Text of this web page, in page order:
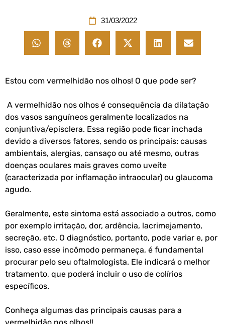
31/03/2022
Estou com vermelhidão nos olhos! O que pode ser?
A vermelhidão nos olhos é consequência da dilatação
dos vasos sanguíneos geralmente localizados na
conjuntiva/episclera. Essa região pode ficar inchada
devido a diversos fatores, sendo os principais: causas
ambientais, alergias, cansaço ou até mesmo, outras
doenças oculares mais graves como uveíte
(caracterizada por inflamação intraocular) ou glaucoma
agudo.
Geralmente, este sintoma está associado a outros, como
por exemplo irritação, dor, ardência, lacrimejamento,
secreção, etc. O diagnóstico, portanto, pode variar e, por
isso, caso esse incômodo permaneça, é fundamental
procurar pelo seu oftalmologista. Ele indicará o melhor
tratamento, que poderá incluir o uso de colírios
específicos.
Conheça algumas das principais causas para a